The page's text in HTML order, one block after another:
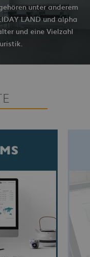
unter anderem
LAND und alpha
und eine Vielzahl